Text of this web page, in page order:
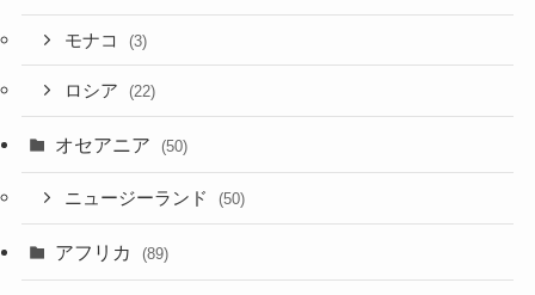
モナコ (3)
ロシア (22)
オセアニア (50)
ニュージーランド (50)
アフリカ (89)